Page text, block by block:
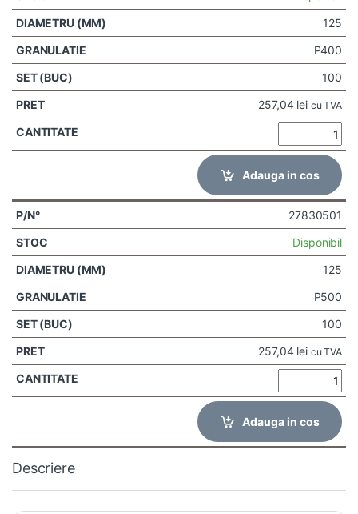
125
P400
100
257,04 lei cu TVA
Adauga in cos
27830501
Disponibil
125
P500
100
257,04 lei cu TVA
Adauga in cos
Descriere